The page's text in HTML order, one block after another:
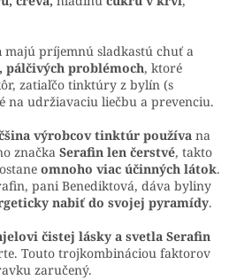
majú príjemnú sladkastú chuť a
pálčivých problémoch, ktoré
zatiaľčo tinktúry z bylín (s
na udržiavaciu liečbu a prevenciu.
výrobcov tinktúr používa na
značka Serafin len čerstvé, takto
omnoho viac účinných látok.
pani Benediktová, dáva byliny
nabiť do svojej pyramídy.
čistej lásky a svetla Serafin
Touto trojkombináciou faktorov
zaručený.